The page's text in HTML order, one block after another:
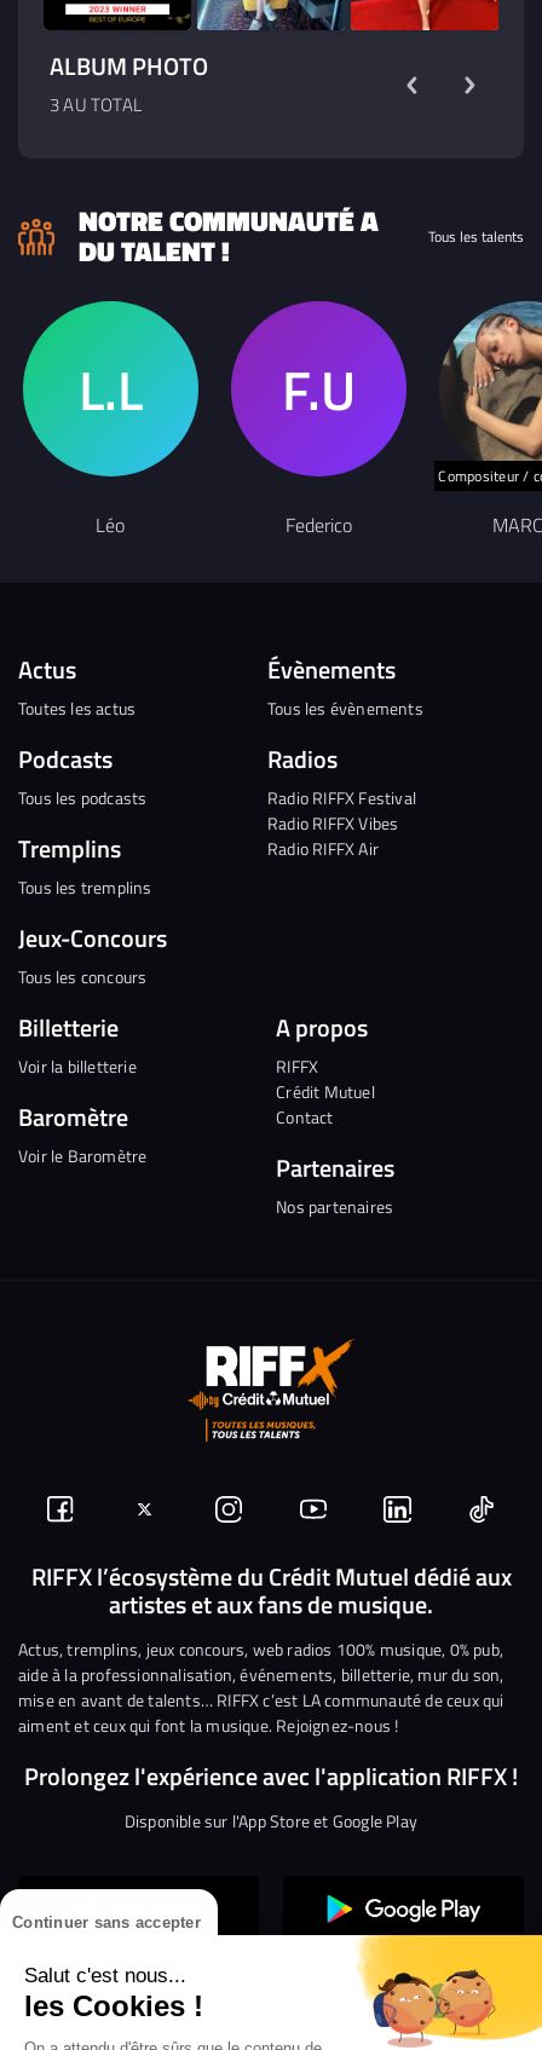
Continuer sans accepter
Salut c'est nous...
les Cookies !
ALBUM PHOTO
3 AU TOTAL
NOTRE COMMUNAUTÉ A
DU TALENT ! Tous les talents
Léo Federico
Compositeur /
Actus
Toutes les actus
Podcasts
Tous les podcasts
Tremplins
Tous les tremplins
Jeux-Concours
Tous les concours
Évènements
Tous les évènements
Radios
Radio RIFFX Festival
Radio RIFFX Vibes
Radio RIFFX Air
Billetterie
Voir la billetterie
Baromètre
Voir le Baromètre
A propos
RIFFX
Crédit Mutuel
Contact
Partenaires
Nos partenaires
Suivez-
nous
Facebook
Suivez-
nous
sur
Twitter
Nous
rejoindre
sur
Instagram
Nous
rejoindre
sur
YouTube
Nous
rejoindre
sur
Linkedin
Nous
RIFFX l’écosystème du Crédit Mutuel dédié aux
artistes et aux fans de musique.
Actus, tremplins, jeux concours, web radios 100% musique, 0% pub,
aide à la professionnalisation, événements, billetterie, mur du son,
mise en avant de talents… RIFFX c’est LA communauté de ceux qui
aiment et ceux qui font la musique. Rejoignez-nous !
Prolongez l'expérience avec l'application RIFFX !
Disponible sur l'App Store et Google Play